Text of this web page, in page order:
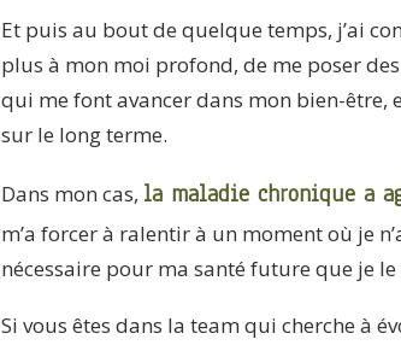
Et puis au bout de quelque temps, j’ai
plus à mon moi profond, de me poser
qui me font avancer dans mon bien-être,
sur le long terme.
Dans mon cas, la maladie chronique a
m’a forcer à ralentir à un moment où je
nécessaire pour ma santé future que je le
Si vous êtes dans la team qui cherche à